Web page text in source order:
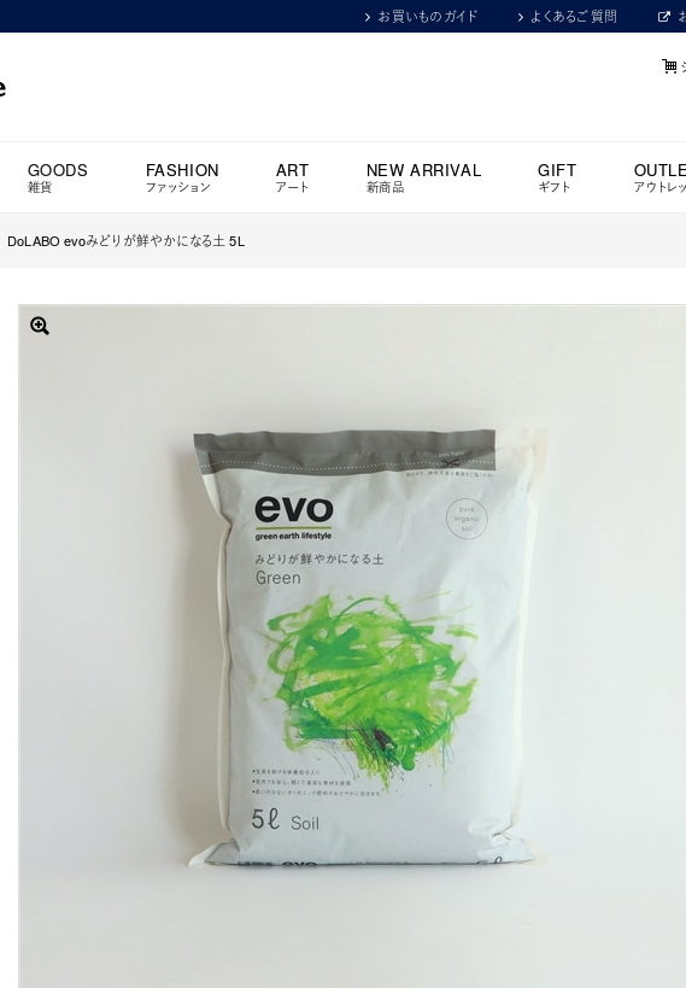
お買いものガイド よくあるご質問
GOODS
雑貨
FASHION
ファッション
ART
アート
NEW ARRIVAL
新商品
GIFT
ギフト アウトレ
DoLABO evoみどりが鮮やかになる土 5L